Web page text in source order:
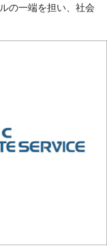
の一端を担い、社会